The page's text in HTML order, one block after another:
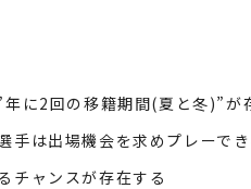
に2回の移籍期間(夏と冬)”が
手は出場機会を求めプレーで
チャンスが存在する